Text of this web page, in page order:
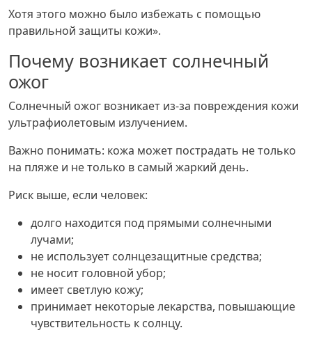
Хотя этого можно было избежать с помощью
правильной защиты кожи».
Почему возникает солнечный
ожог
Солнечный ожог возникает из-за повреждения кожи
ультрафиолетовым излучением.
Важно понимать: кожа может пострадать не только
на пляже и не только в самый жаркий день.
Риск выше, если человек:
долго находится под прямыми солнечными
лучами;
не использует солнцезащитные средства;
не носит головной убор;
имеет светлую кожу;
принимает некоторые лекарства, повышающие
чувствительность к солнцу.